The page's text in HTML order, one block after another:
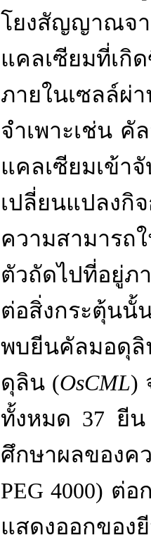
โยงสัญญาณจ
แคลเซียมที่เกิ
ภายในเซลล์ผ่
จำเพาะเช่น
แคลเซียม
เปลี่ยนแปลงกิ
ความสามารถ
ตัวถัดไปที่อยู่ภ
ต่อสิ่งกระตุ้น
พบยีนคัลมอดุลิ
ดุลิน(OsCML)
ทั้งหมด 37 ยีน
ศึกษาผลของค
PEG 4000) ต่อ
แสดงออกขอ